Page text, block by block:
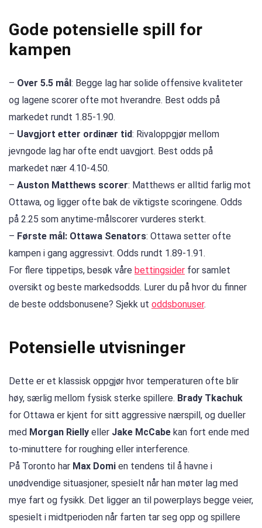
Gode potensielle spill for
kampen
– Over 5.5 mål: Begge lag har solide offensive kvaliteter
og lagene scorer ofte mot hverandre. Best odds på
markedet rundt 1.85-1.90.
– Uavgjort etter ordinær tid: Rivaloppgjør mellom
jevngode lag har ofte endt uavgjort. Best odds på
markedet nær 4.10-4.50.
– Auston Matthews scorer: Matthews er alltid farlig mot
Ottawa, og ligger ofte bak de viktigste scoringene. Odds
på 2.25 som anytime-målscorer vurderes sterkt.
– Første mål: Ottawa Senators: Ottawa setter ofte
kampen i gang aggressivt. Odds rundt 1.89-1.91.
For flere tippetips, besøk våre bettingsider for samlet
oversikt og beste markedsodds. Lurer du på hvor du finner
de beste oddsbonusene? Sjekk ut oddsbonuser.
Potensielle utvisninger
Dette er et klassisk oppgjør hvor temperaturen ofte blir
høy, særlig mellom fysisk sterke spillere. Brady Tkachuk
for Ottawa er kjent for sitt aggressive nærspill, og dueller
med Morgan Rielly eller Jake McCabe kan fort ende med
to-minuttere for roughing eller interference.
På Toronto har Max Domi en tendens til å havne i
unødvendige situasjoner, spesielt når han møter lag med
mye fart og fysikk. Det ligger an til powerplays begge veier,
spesielt i midtperioden når farten tar seg opp og spillere